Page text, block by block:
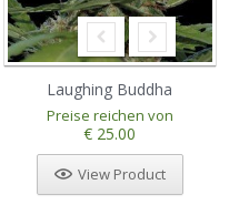
Laughing Buddha
Preise reichen von
€ 25.00
View Product